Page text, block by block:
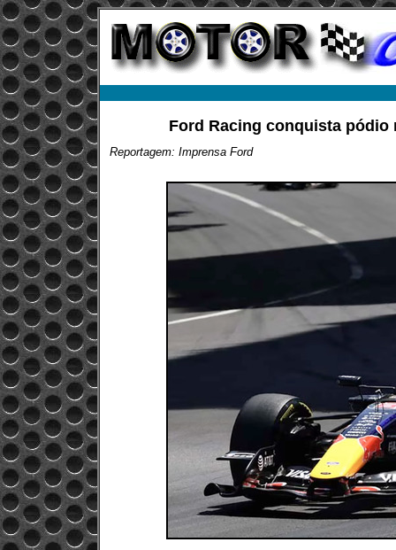
Ford Racing conquista pódio
Reportagem: Imprensa Ford